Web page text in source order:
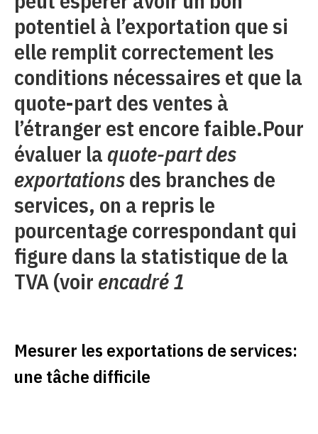
potentiel à l’exportation que si
elle remplit correctement les
conditions nécessaires et que la
quote-part des ventes à
l’étranger est encore faible.Pour
évaluer la quote-part des
exportationsdes branches de
services, on a repris le
pourcentage correspondant qui
figure dans la statistique de la
TVA (voir encadré 1
Mesurer les exportations de services:
une tâche difficile